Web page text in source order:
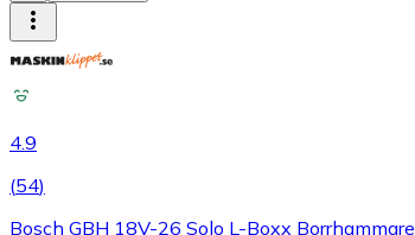
4.9
(54)
Bosch GBH 18V-26 Solo L-Boxx Borrhammare